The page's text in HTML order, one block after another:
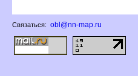
Связаться: obl@nn-map.ru